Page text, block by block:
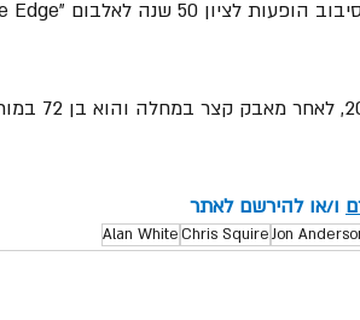
ו/או להירשם לאתר
Jon
Chris Squire
Alan White